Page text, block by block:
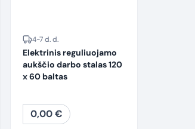
4-7 d. d.
Elektrinis reguliuojamo
aukščio darbo stalas 120
x 60 baltas
0,00€